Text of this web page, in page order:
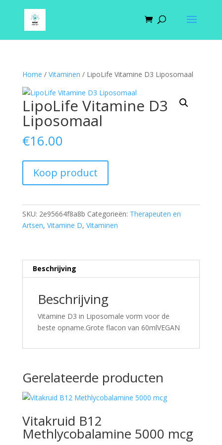
Home / Vitaminen / LipoLife Vitamine D3 Liposomaal
LipoLife Vitamine D3
Liposomaal
€16.00
Koop product
SKU: 2e95664f8a8b Categorieën: Therapeuten en
Artsen, Vitamine D, Vitaminen
Beschrijving
Beschrijving
Vitamine D3 in Liposomale vorm voor de
beste opname.Grote flacon van 60mlVEGAN
Gerelateerde producten
Vitakruid B12
Methlycobalamine 5000 mcg